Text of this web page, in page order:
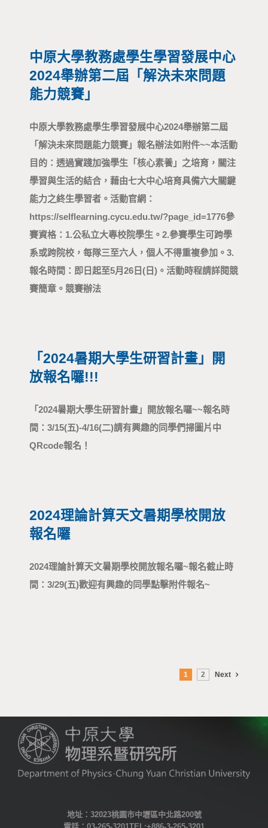
中原大學教務處學生學習發展中心
2024舉辦第二屆「解決未來問題
能力競賽」
中原大學教務處學生學習發展中心2024舉辦第二屆
「解決未來問題能力競賽」報名辦法如附件~~ 本活動
目的：透過實踐加強學生「核心素養」之培育，關注
學習與生活的結合，藉由七大中心培育具備六大關鍵
能力之終生學習者。 活動官網：
https://selflearning.cycu.edu.tw/?page_id=1776 參
賽資格： 1. 公私立大專校院學生。 2. 參賽學生可跨學
系或跨院校，每隊三至六人，個人不得重複參加。 3.
報名時間：即日起至5月26日(日)。 活動時程請詳閱競
賽簡章。 競賽辦法
「2024暑期大學生研習計畫」開
放報名囉!!!
「2024暑期大學生研習計畫」開放報名囉~~ 報名時
間：3/15(五)-4/16(二) 請有興趣的同學們掃圖片中
QRcode報名！
2024理論計算天文暑期學校開放
報名囉
2024理論計算天文暑期學校開放報名囉~ 報名截止時
間：3/29(五) 歡迎有興趣的同學點擊附件報名~
1 2 Next
地址：32023桃園市中壢區中北路200號
電話：03-265-3201 TEL:+886-3-265-3201